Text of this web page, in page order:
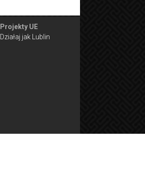
Projekty UE
Działaj jak Lublin